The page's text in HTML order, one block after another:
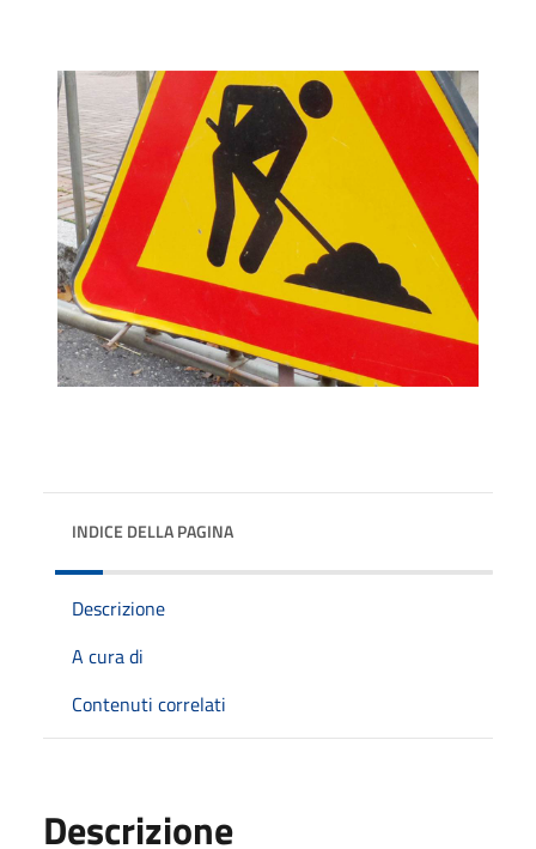
INDICE DELLA PAGINA
Descrizione
A cura di
Contenuti correlati
Descrizione